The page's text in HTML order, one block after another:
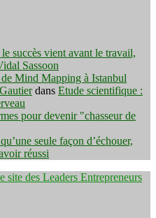
succès vient avant le travail,
Sassoon
Mind Mapping à Istanbul
dans Etude scientifique :
pour devenir "chasseur de
seule façon d’échouer,
réussi
site des Leaders Entrepreneurs